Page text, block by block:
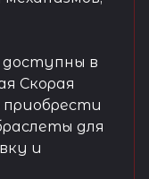
доступны в
Скорая
для
и